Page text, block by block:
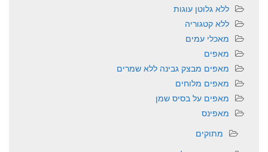
ללא גלוטן עוגות
ללא קטגוריה
מאכלי עמים
מאפים
מאפים מבצק גבינה ללא שמרים
מאפים מלוחים
מאפים על בסיס שמן
מאפינס
מתוקים